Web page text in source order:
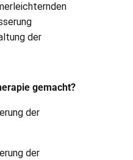
der
gemacht?
der
der